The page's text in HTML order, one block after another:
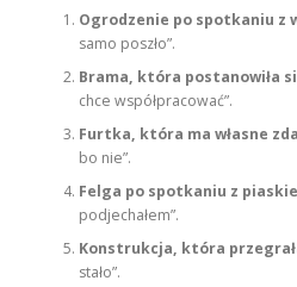
Ogrodzenie po spotkaniu z
samo poszło”.
Brama, która postanowiła
chce współpracować”.
Furtka, która ma własne
bo nie”.
Felga po spotkaniu z
podjechałem”.
Konstrukcja, która
stało”.